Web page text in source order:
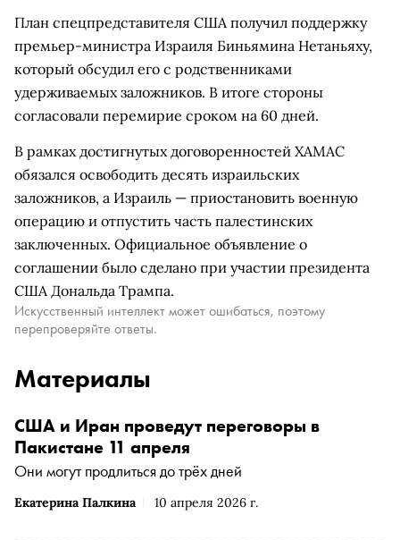
План спецпредставителя США получил поддержку
премьер-министра Израиля Биньямина Нетаньяху,
который обсудил его с родственниками
удерживаемых заложников. В итоге стороны
согласовали перемирие сроком на 60 дней.
В рамках достигнутых договоренностей ХАМАС
обязался освободить десять израильских
заложников, а Израиль — приостановить военную
операцию и отпустить часть палестинских
заключенных. Официальное объявление о
соглашении было сделано при участии президента
США Дональда Трампа.
Искусственный интеллект может ошибаться, поэтому
перепроверяйте ответы.
Материалы
Екатерина Палкина 10 апреля 2026 г.
США и Иран проведут переговоры в
Пакистане 11 апреля
Они могут продлиться до трёх дней